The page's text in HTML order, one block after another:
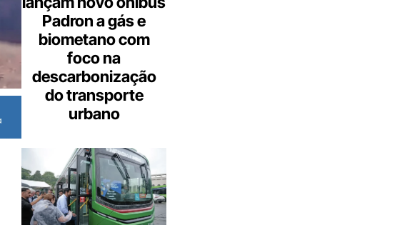
Padron a gás e
biometano com
foco na
descarbonização
do transporte
urbano